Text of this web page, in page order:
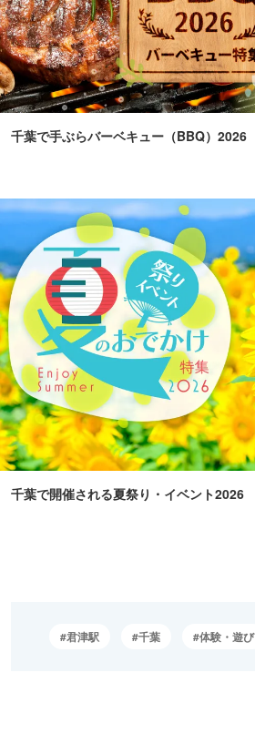
千葉で手ぶらバーベキュー（BBQ）2026
千葉で開催される夏祭り・イベント2026
君津駅 千葉 体験・遊び